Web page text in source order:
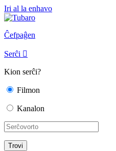
Iri al la enhavo
Ĉefpaĝen
Serĉi 
Kion serĉi?
Filmon
Kanalon